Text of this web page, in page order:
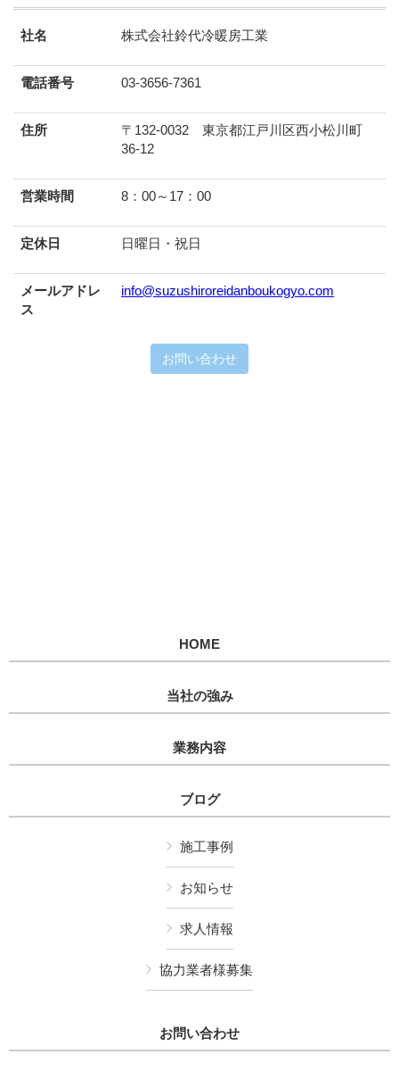
社名 株式会社鈴代冷暖房工業
電話番号 03-3656-7361
住所
〒132-0032 東京都江戸川区西小松川町
36-12
営業時間 8：00～17：00
定休日 日曜日・祝日
メールアドレ
ス
info@suzushiroreidanboukogyo.com
お問い合わせ
HOME
当社の強み
業務内容
ブログ
施工事例
お知らせ
求人情報
協力業者様募集
お問い合わせ